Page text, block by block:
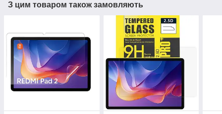
З цим товаром також замовляють